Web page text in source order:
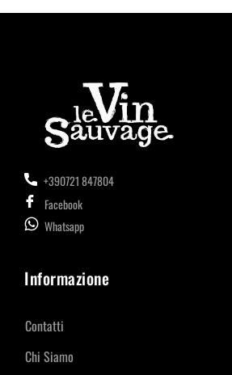
+390721 847804
Facebook
Whatsapp
Informazione
Contatti
Chi Siamo